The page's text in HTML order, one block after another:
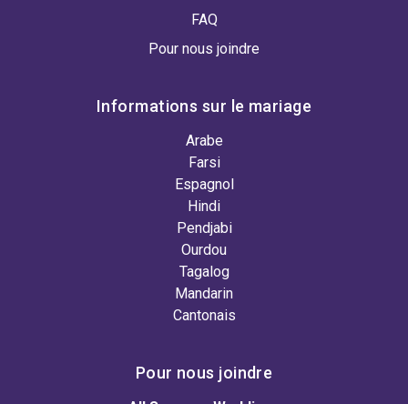
FAQ
Pour nous joindre
Informations sur le mariage
Arabe
Farsi
Espagnol
Hindi
Pendjabi
Ourdou
Tagalog
Mandarin
Cantonais
Pour nous joindre